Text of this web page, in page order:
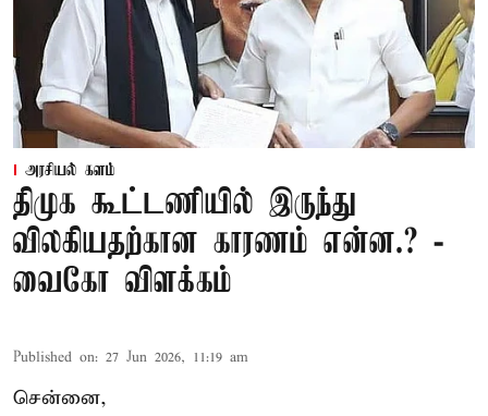
அரசியல் களம்
திமுக கூட்டணியில் இருந்து
விலகியதற்கான காரணம் என்ன.? -
வைகோ விளக்கம்
Published on: 27 Jun 2026, 11:19 am
சென்னை,